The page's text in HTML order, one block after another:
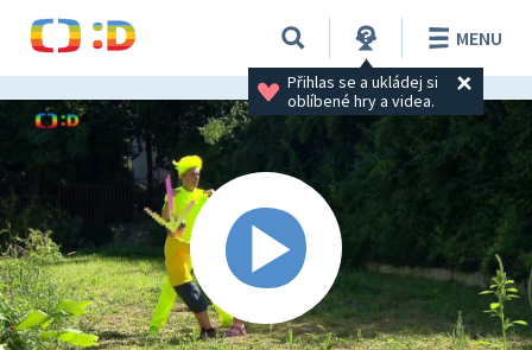
Přihlas se a ukládej si
oblíbené hry a videa.
MENU